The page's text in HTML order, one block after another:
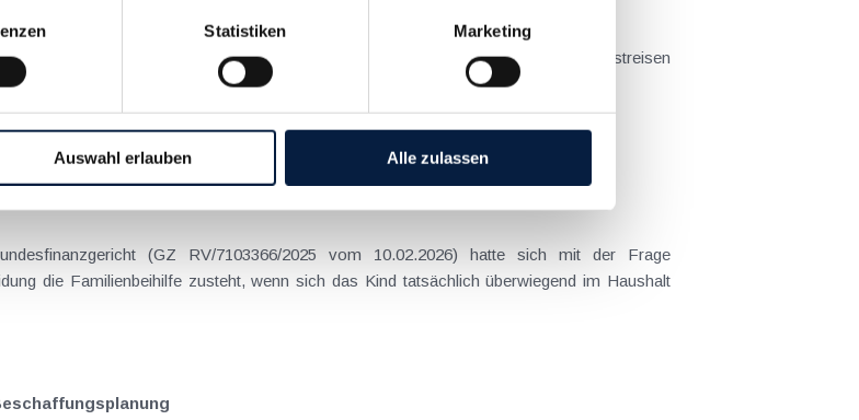
Statistiken Marketing
Auswahl erlauben Alle zulassen
Gastronomie resultieren – typischerweise stellt sich das Problem in der...
die Familienbeihilfe zusteht, wenn sich das Kind tatsächlich überwiegend im Haushalt